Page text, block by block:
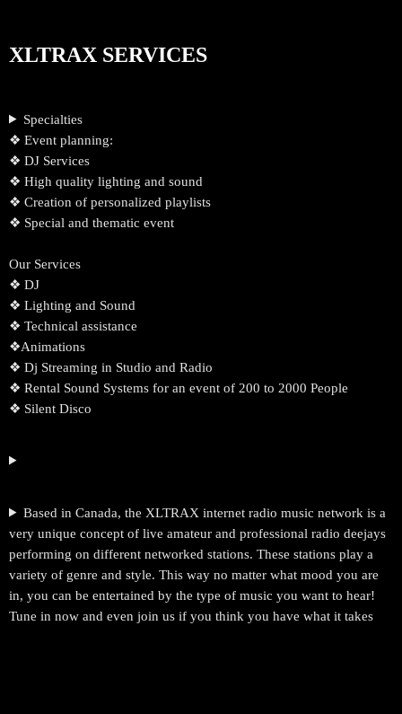
XLTRAX SERVICES
Specialties
❖ Event planning:
❖ DJ Services
❖ High quality lighting and sound
❖ Creation of personalized playlists
❖ Special and thematic event
Our Services
❖ DJ
❖ Lighting and Sound
❖ Technical assistance
❖Animations
❖ Dj Streaming in Studio and Radio
❖ Rental Sound Systems for an event of 200 to 2000 People
❖ Silent Disco
Based in Canada, the XLTRAX internet radio music network is a
very unique concept of live amateur and professional radio deejays
performing on different networked stations. These stations play a
variety of genre and style. This way no matter what mood you are
in, you can be entertained by the type of music you want to hear!
Tune in now and even join us if you think you have what it takes